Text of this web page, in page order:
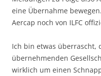
eine Übernahme
Aercap noch von ILFC
Ich bin etwas überrascht,
übernehmenden
wirklich um einen